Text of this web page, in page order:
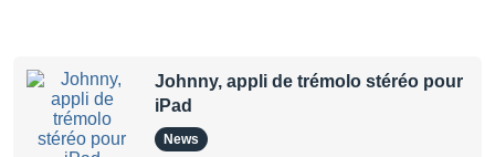
Johnny, appli de trémolo stéréo pour
iPad
News